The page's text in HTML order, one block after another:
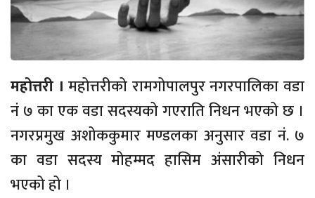
महोत्तरी ।महोत्तरीको रामगोपालपुर नगरपालिका वडा
नं ७ का एक वडा सदस्यको गएराति निधन भएको छ ।
नगरप्रमुख अशोककुमार मण्डलका अनुसार वडा नं. ७
का वडा सदस्य मोहम्मद हासिम अंसारीको निधन
भएको हो ।